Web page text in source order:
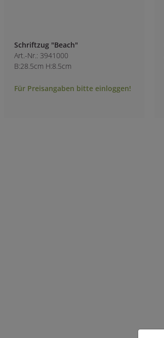
Schriftzug "Beach"
Art.-Nr.: 3941000
B:28.5cm H:8.5cm
Für Preisangaben bitte einloggen!